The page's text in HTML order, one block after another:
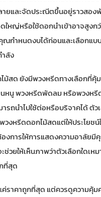
ายและจัดประณีตขึ้นอยู่ราวสอ
ใหญ่หรือใช้ดอกนำเข้าอาจสูงก
ณกำหนดงบได้ก่อนและเลือกแบ
ำลัง
สด ยังมีพวงหรีดทางเลือกที่คุ้ม
หนู พวงหรีดพัดลม หรือพวงหรี
รถนำไปใช้ต่อหรือบริจาคได้ ตัว
วงหรีดดอกไม้สดแต่ให้ประโยชน์
องการให้การแสดงความอาลัย
ช่วยให้เห็นภาพว่าตัวเลือกใดเห
ที่สุด
าคาถูกที่สุด แต่ควรดูความคุ้ม